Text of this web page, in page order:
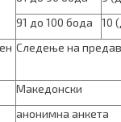
91 до 100 бода
10
Следење на
Македонски
анонимна анкета